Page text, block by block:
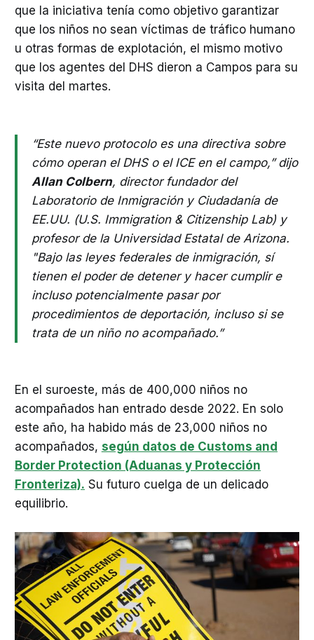
que la iniciativa tenía como objetivo garantizar
que los niños no sean víctimas de tráfico humano
u otras formas de explotación, el mismo motivo
que los agentes del DHS dieron a Campos para su
visita del martes.
“Este nuevo protocolo es una directiva sobre
cómo operan el DHS o el ICE en el campo,” dijo
Allan Colbern, director fundador del
Laboratorio de Inmigración y Ciudadanía de
EE.UU. (U.S. Immigration & Citizenship Lab) y
profesor de la Universidad Estatal de Arizona.
"Bajo las leyes federales de inmigración, sí
tienen el poder de detener y hacer cumplir e
incluso potencialmente pasar por
procedimientos de deportación, incluso si se
trata de un niño no acompañado.”
En el suroeste, más de 400,000 niños no
acompañados han entrado desde 2022. En solo
este año, ha habido más de 23,000 niños no
acompañados, según datos de Customs and
Border Protection (Aduanas y Protección
Fronteriza). Su futuro cuelga de un delicado
equilibrio.